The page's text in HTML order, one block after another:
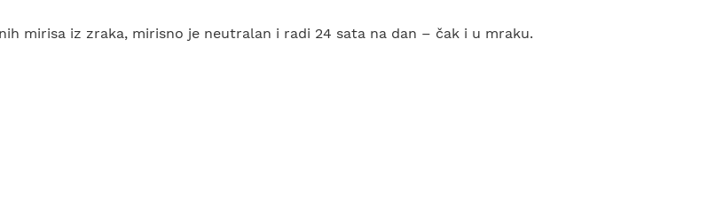
mirisa iz zraka, mirisno je neutralan i radi 24 sata na dan – čak i u mraku.